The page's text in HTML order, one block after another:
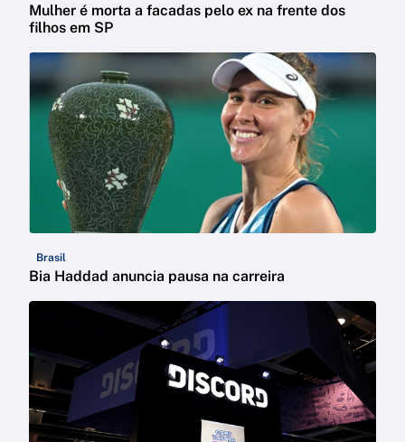
Mulher é morta a facadas pelo ex na frente dos
filhos em SP
Brasil
Bia Haddad anuncia pausa na carreira